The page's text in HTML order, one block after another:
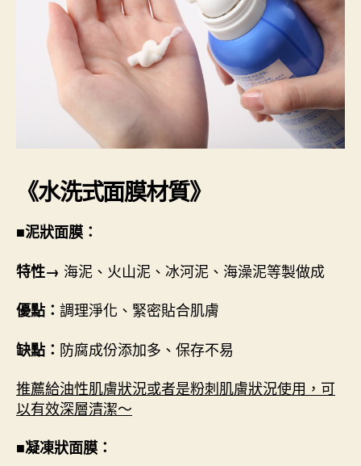
《水洗式面膜材質》
■泥狀面膜：
特性→ 海泥、火山泥、冰河泥、海澡泥等製做成
優點： 調理淨化、緊密貼合肌膚
缺點： 防腐成份添加多、保存不易
推薦給油性肌膚狀況或者是粉刺肌膚狀況使用，可
以有效深層清潔～
■凝凍狀面膜：